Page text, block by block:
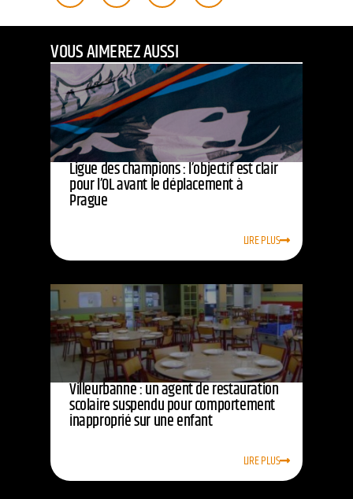
VOUS AIMEREZ AUSSI
Ligue des champions : l’objectif est clair
pour l’OL avant le déplacement à
Prague
LIRE PLUS
Villeurbanne : un agent de restauration
scolaire suspendu pour comportement
inapproprié sur une enfant
LIRE PLUS